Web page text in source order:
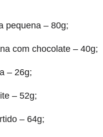
pequena – 80g;
com chocolate – 40g;
– 26g;
– 52g;
– 64g;